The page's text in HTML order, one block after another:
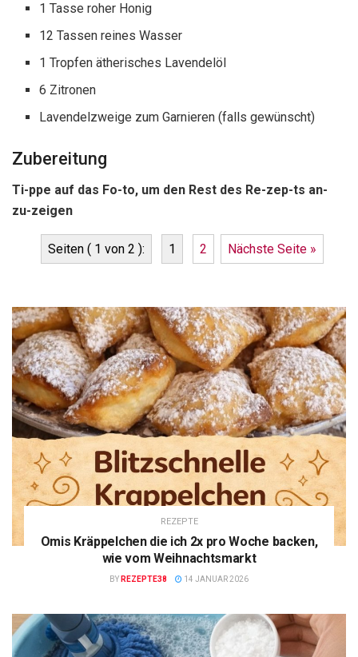
1 Tasse roher Honig
12 Tassen reines Wasser
1 Tropfen ätherisches Lavendelöl
6 Zitronen
Lavendelzweige zum Garnieren (falls gewünscht)
Zubereitung
Ti-ppe auf das Fo-to, um den Rest des Re-zep-ts an-
zu-zeigen
Seiten ( 1 von 2 ): 1 2 Nächste Seite »
REZEPTE
Omis Kräppelchen die ich 2x pro Woche backen,
wie vom Weihnachtsmarkt
BY REZEPTE38 14 JANUAR 2026